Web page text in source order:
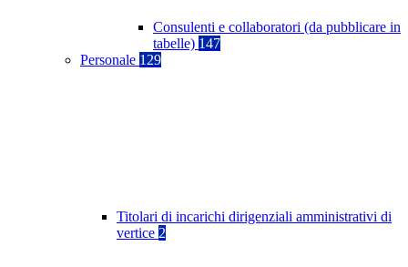
Consulenti e collaboratori (da pubblicare in
tabelle) 147
Personale 129
Titolari di incarichi dirigenziali amministrativi di
vertice 2